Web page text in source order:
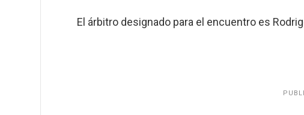
El árbitro designado para el encuentro es